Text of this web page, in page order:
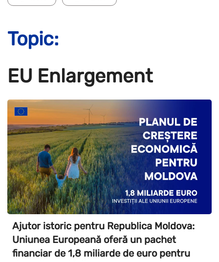
Topic:
EU Enlargement
Ajutor istoric pentru Republica Moldova:
Uniunea Europeană oferă un pachet
financiar de 1,8 miliarde de euro pentru